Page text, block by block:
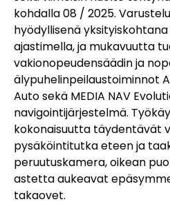
kohdalla 08 / 2025.
hyödyllisenä
ajastimella, ja mukavuutta
vakionopeudensäädin ja
älypuhelinpeilaustoiminnot
Auto sekä MEDIA NAV
navigointijärjestelmä.
kokonaisuutta täydentävät
pysäköintitutka eteen ja
peruutuskamera, oikean
astetta aukeavat
takaovet.